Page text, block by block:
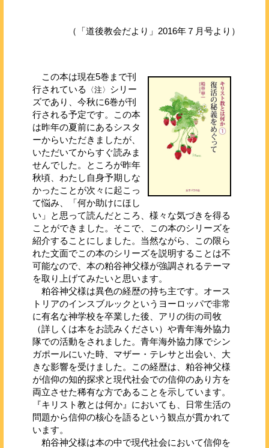
（「道後教会だより」2016年７月号より）
この本は現在5巻まで刊
行されている 〈注〉 シリー
ズであり、今秋に6巻が刊
行される予定です。この本
は昨年の夏前にあるシスタ
ーからいただきましたが、
いただいてからすぐ読みま
せんでした。ところが昨年
秋頃、わたし自身予期しな
かったことが次々に起こっ
て悩み、「何か助けにほし
い」と思って読んだところ、様々な気づきを得る
ことができました。そこで、この本のシリーズを
紹介することにしました。当然ながら、この限ら
れた文面でこの本のシリーズを説明することは不
可能なので、本の粕谷神父様が強調されるテーマ
を取り上げてみたいと思います。
粕谷神父様は異色の経歴の持ち主です。オース
トリアのインスブルックというヨーロッパで非常
に有名な神学校を卒業した後、アリの街の司牧
（詳しくは本をお読みください）や青年海外協力
隊での活動をされました。青年海外協力隊でシン
ガポールにいた時、マザー・テレサと出会い、大
きな影響を受けました。この経歴は、粕谷神父様
が信仰の知的探求と現代社会での信仰のあり方を
両立させた稀有な方であることを示しています。
『キリスト教とは何か』においても、日常生活の
問題から信仰の核心を語るという観点が貫かれて
います。
粕谷神父様は本の中で現代社会において信仰を